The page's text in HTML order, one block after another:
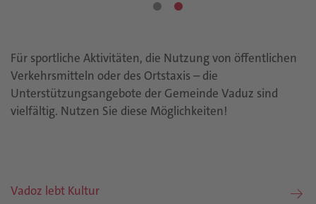
Für sportliche Aktivitäten, die Nutzung von öffentlichen
Verkehrsmitteln oder des Ortstaxis – die
Unterstützungsangebote der Gemeinde Vaduz sind
vielfältig. Nutzen Sie diese Möglichkeiten!
Vadoz lebt Kultur